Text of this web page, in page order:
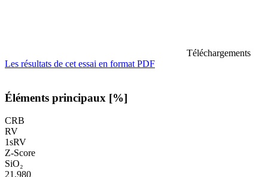
Téléchargements
Les résultats de cet essai en format PDF
Éléments principaux [%]
CRB
RV
1sRV
Z-Score
SiO₂
21,980